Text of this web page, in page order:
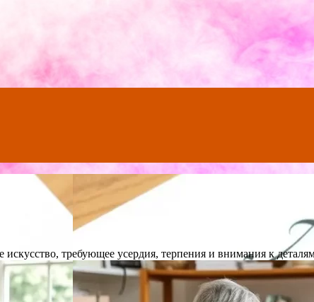
требующее усердия, терпения и внимания к